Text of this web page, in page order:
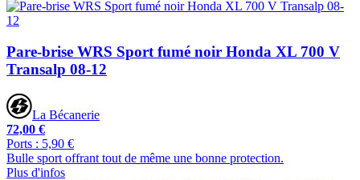
Pare-brise WRS Sport fumé noir Honda XL 700 V
Transalp 08-12
La Bécanerie
72,00 €
Ports : 5,90 €
Bulle sport offrant tout de même une bonne protection.
Plus d'infos